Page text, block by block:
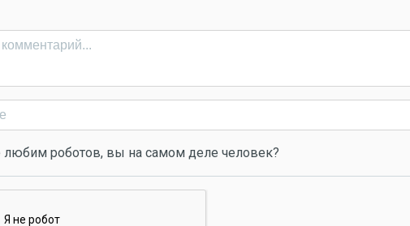
роботов, вы на самом деле человек?